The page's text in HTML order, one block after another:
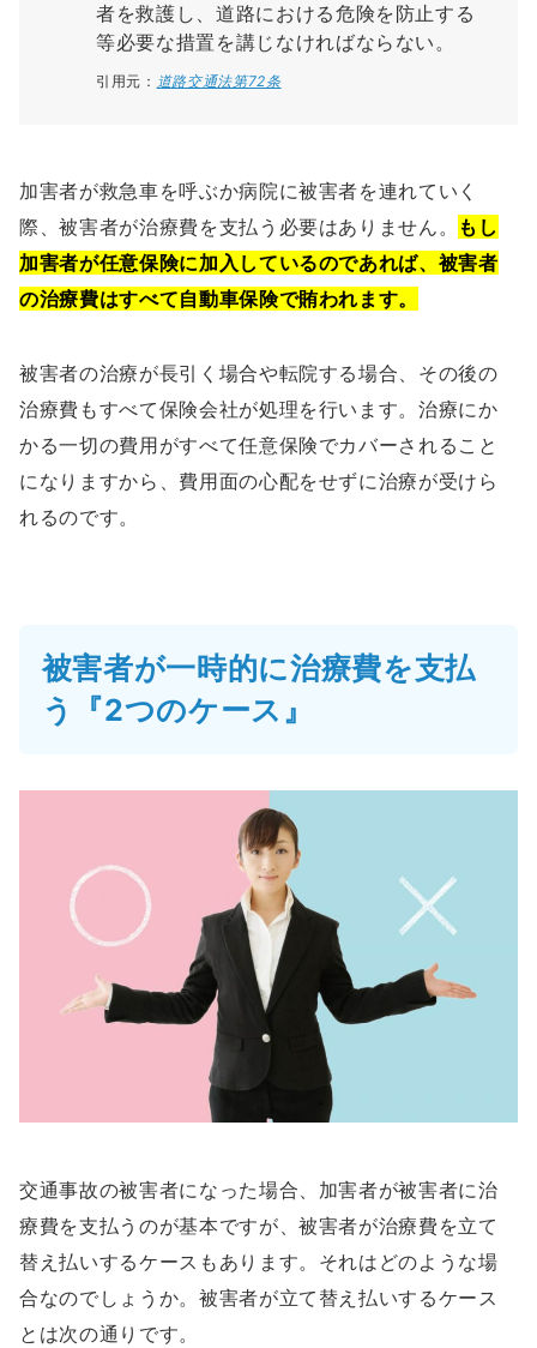
者を救護し、道路における危険を防止する
等必要な措置を講じなければならない。
引用元： 道路交通法第72条
加害者が救急車を呼ぶか病院に被害者を連れていく
際、被害者が治療費を支払う必要はありません。
もし
加害者が任意保険に加入しているのであれば、被害者
の治療費はすべて自動車保険で賄われます。
被害者の治療が長引く場合や転院する場合、その後の
治療費もすべて保険会社が処理を行います。治療にか
かる一切の費用がすべて任意保険でカバーされること
になりますから、費用面の心配をせずに治療が受けら
れるのです。
被害者が一時的に治療費を支払
う『2つのケース』
交通事故の被害者になった場合、加害者が被害者に治
療費を支払うのが基本ですが、被害者が治療費を立て
替え払いするケースもあります。それはどのような場
合なのでしょうか。被害者が立て替え払いするケース
とは次の通りです。